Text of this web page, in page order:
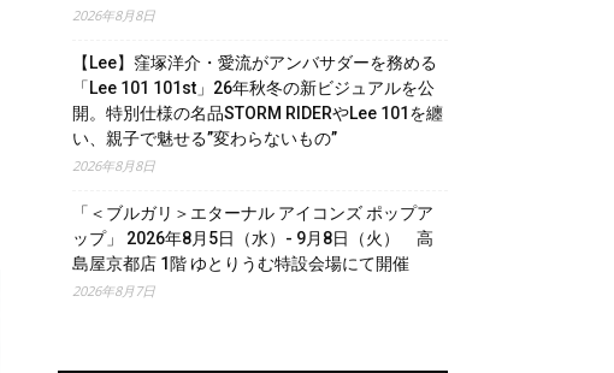
2026年8月8日
【Lee】窪塚洋介・愛流がアンバサダーを務める
「Lee 101 101st」26年秋冬の新ビジュアルを公
開。特別仕様の名品STORM RIDERやLee 101を纏
い、親子で魅せる”変わらないもの”
2026年8月8日
「＜ブルガリ＞エターナル アイコンズ ポップア
ップ」 2026年8月5日（水）- 9月8日（火） 高
島屋京都店 1階 ゆとりうむ特設会場にて開催
2026年8月7日